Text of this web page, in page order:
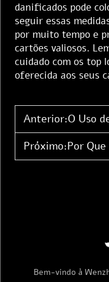
danificados pode
seguir essas
por muito tempo e
cartões valiosos.
cuidado com os top
oferecida aos seus
Anterior:O Uso de
Próximo:Por Que os Suportes
Bem-vindo à